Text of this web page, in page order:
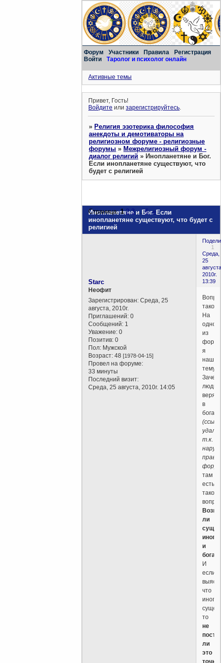
Форум Участники Правила
Регистрация
Войти
Таролог и психолог онлайн
Активные темы
Привет, Гость!
Войдите илизарегистрируйтесь.
»Религия эзотерика философия
анекдоты и демотиваторы на
религиозном форуме - религиозные
форумы »Межрелигиозный форум -
диалог религий »Инопланетяне и Бог.
Если инопланетяне существуют, что
будет с религией
Инопланетяне и Бог. Если
инопланетяне существуют, что будет с
религией
Страница:1 2 3 … 6 »
1
Среда,
25
2010г.
13:39
Starc
Неофит
Зарегистрирован: Среда, 25
августа, 2010г.
Приглашений: 0
Сообщений: 1
Уважение: 0
Позитив: 0
Пол: Мужской
Возраст: 48[1978-04-15]
Провел на форуме:
33 минуты
Последний визит:
Среда, 25 августа, 2010г. 14:05
такой.
На
одно
из
я
нашел
тему
Зачем
люди
верят
в
бога
т.к.
там
есть
такой
ли
и
бога
И
если
что
то
не
ли
это
точку